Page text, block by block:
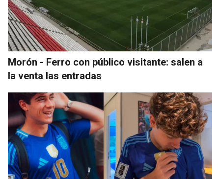
Morón - Ferro con público visitante: salen a
la venta las entradas